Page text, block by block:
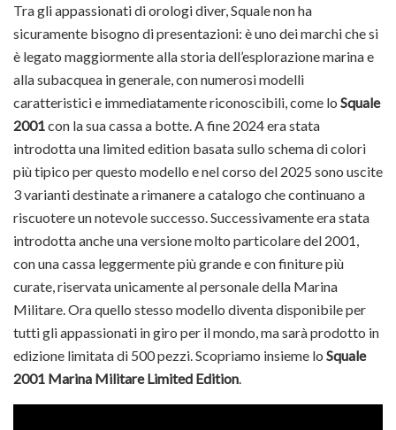
Tra gli appassionati di orologi diver, Squale non ha
sicuramente bisogno di presentazioni: è uno dei marchi che si
è legato maggiormente alla storia dell’esplorazione marina e
alla subacquea in generale, con numerosi modelli
caratteristici e immediatamente riconoscibili, come lo Squale
2001 con la sua cassa a botte. A fine 2024 era stata
introdotta una limited edition basata sullo schema di colori
più tipico per questo modello e nel corso del 2025 sono uscite
3 varianti destinate a rimanere a catalogo che continuano a
riscuotere un notevole successo. Successivamente era stata
introdotta anche una versione molto particolare del 2001,
con una cassa leggermente più grande e con finiture più
curate, riservata unicamente al personale della Marina
Militare. Ora quello stesso modello diventa disponibile per
tutti gli appassionati in giro per il mondo, ma sarà prodotto in
edizione limitata di 500 pezzi. Scopriamo insieme lo Squale
2001 Marina Militare Limited Edition